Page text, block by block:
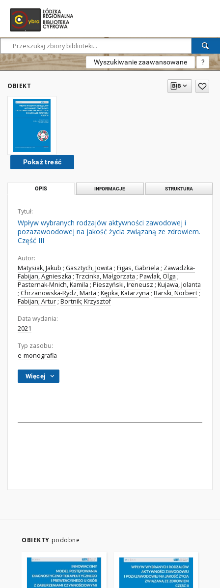
Wyszukiwanie zaawansowane ?
OBIEKT
Pokaż treść
OPIS INFORMACJE STRUKTURA
Tytuł:
Wpływ wybranych rodzajów aktywności zawodowej i
pozazawoodowej na jakość życia związaną ze zdrowiem.
Część III
Autor:
Matysiak, Jakub ; Gasztych, Jowita ; Figas, Gabriela ; Zawadzka-
Fabijan, Agnieszka ; Trzcinka, Małgorzata ; Pawlak, Olga ;
Pasternak-Mnich, Kamila ; Pieszyński, Ireneusz ; Kujawa, Jolanta
; Chrzanowska-Rydz, Marta ; Kępka, Katarzyna ; Barski, Norbert ;
Fabijan; Artur ; Bortnik; Krzysztof
Data wydania:
2021
Typ zasobu:
e-monografia
Więcej
OBIEKTY podobne